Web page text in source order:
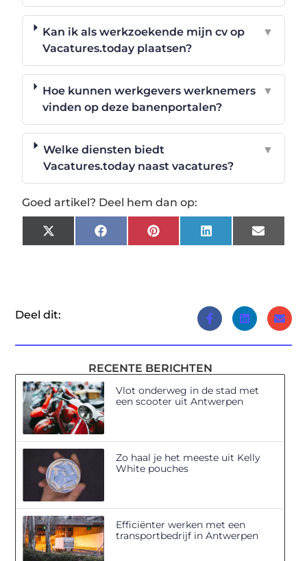
Kan ik als werkzoekende mijn cv op
Vacatures.today plaatsen?
▼
Hoe kunnen werkgevers werknemers
vinden op deze banenportalen?
▼
Welke diensten biedt
Vacatures.today naast vacatures?
▼
Goed artikel? Deel hem dan op:
X
(Twitter)
FacebookPinterestLinkedInEmail
Deel dit:
RECENTE BERICHTEN
Vlot onderweg in de stad met
een scooter uit Antwerpen
Zo haal je het meeste uit Kelly
White pouches
Efficiënter werken met een
transportbedrijf in Antwerpen